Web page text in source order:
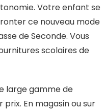
Votre enfant se
ce nouveau mode
de Seconde. Vous
scolaires de
large gamme de
En magasin ou sur